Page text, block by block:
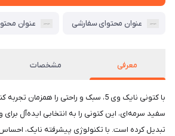
عنوان محتوای سفارشی عنوان
معرفی مشخصات
با کتونی نایک وی 5، سبک و راحتی را
سفید سرمه‌ای، این کتونی را به انتخابی ایده‌آل
تبدیل کرده است. با تکنولوژی پیشرفته نایک،